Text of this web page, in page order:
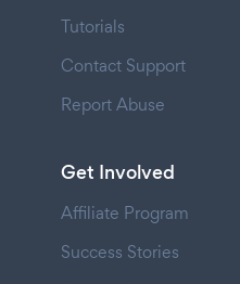
Tutorials
Contact Support
Report Abuse
Get Involved
Affiliate Program
Success Stories